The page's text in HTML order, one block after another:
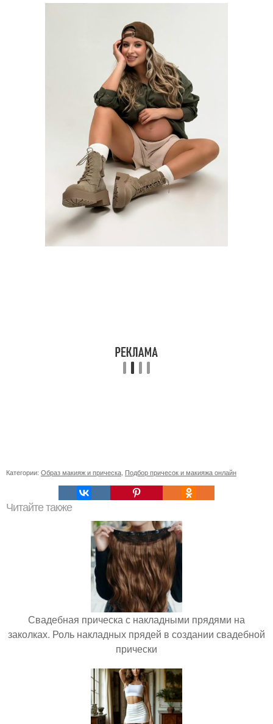
Категории: Образ макияж и прическа, Подбор причесок и макияжа онлайн
Читайте также
Свадебная прическа с накладными прядями на
заколках. Роль накладных прядей в создании свадебной
прически